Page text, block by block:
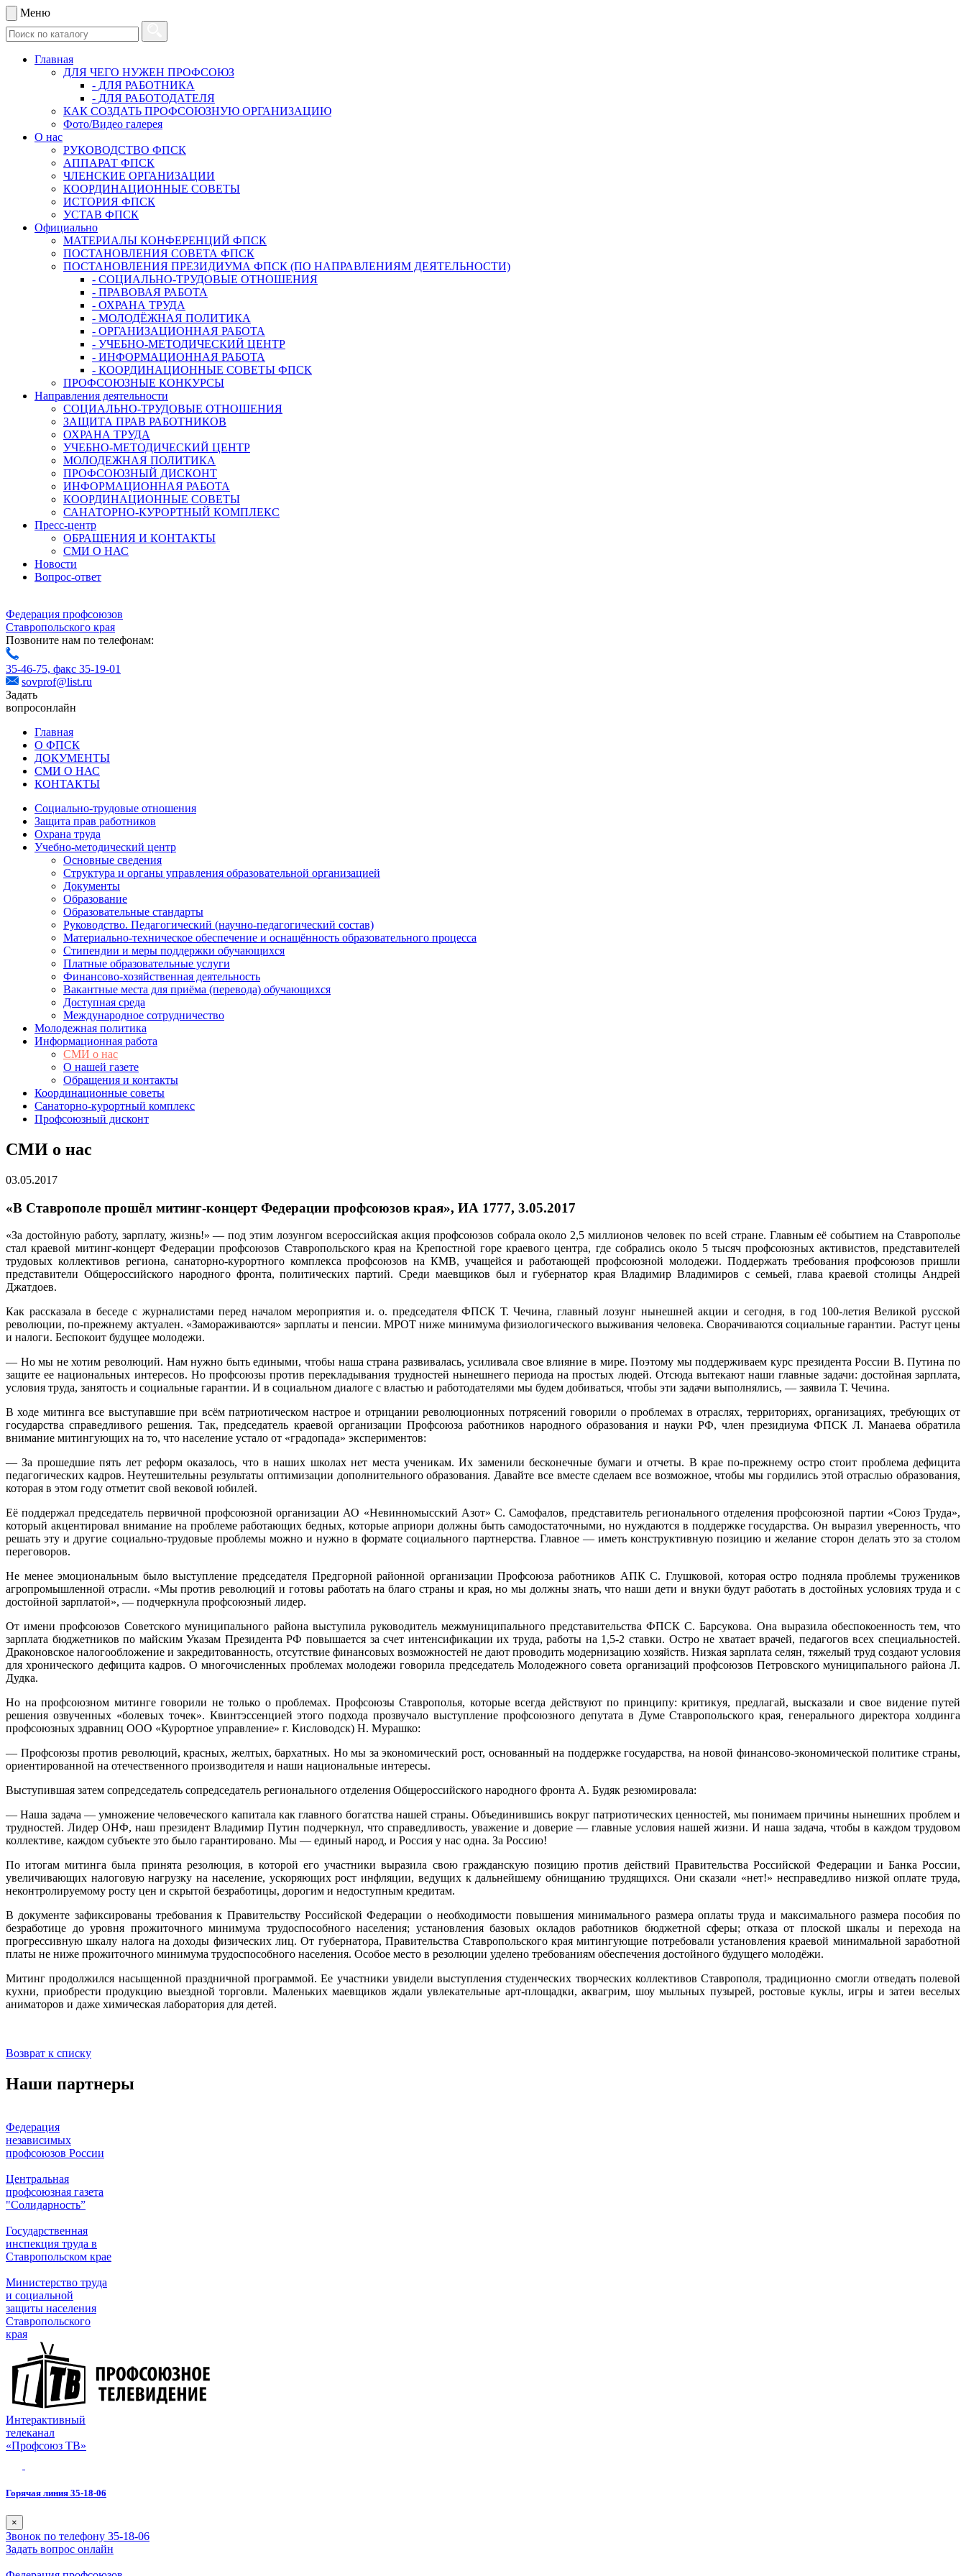
Меню
Главная
ДЛЯ ЧЕГО НУЖЕН ПРОФСОЮЗ
- ДЛЯ РАБОТНИКА
- ДЛЯ РАБОТОДАТЕЛЯ
КАК СОЗДАТЬ ПРОФСОЮЗНУЮ ОРГАНИЗАЦИЮ
Фото/Видео галерея
О нас
РУКОВОДСТВО ФПСК
АППАРАТ ФПСК
ЧЛЕНСКИЕ ОРГАНИЗАЦИИ
КООРДИНАЦИОННЫЕ СОВЕТЫ
ИСТОРИЯ ФПСК
УСТАВ ФПСК
Официально
МАТЕРИАЛЫ КОНФЕРЕНЦИЙ ФПСК
ПОСТАНОВЛЕНИЯ СОВЕТА ФПСК
ПОСТАНОВЛЕНИЯ ПРЕЗИДИУМА ФПСК (ПО НАПРАВЛЕНИЯМ ДЕЯТЕЛЬНОСТИ)
- СОЦИАЛЬНО-ТРУДОВЫЕ ОТНОШЕНИЯ
- ПРАВОВАЯ РАБОТА
- ОХРАНА ТРУДА
- МОЛОДЁЖНАЯ ПОЛИТИКА
- ОРГАНИЗАЦИОННАЯ РАБОТА
- УЧЕБНО-МЕТОДИЧЕСКИЙ ЦЕНТР
- ИНФОРМАЦИОННАЯ РАБОТА
- КООРДИНАЦИОННЫЕ СОВЕТЫ ФПСК
ПРОФСОЮЗНЫЕ КОНКУРСЫ
Направления деятельности
СОЦИАЛЬНО-ТРУДОВЫЕ ОТНОШЕНИЯ
ЗАЩИТА ПРАВ РАБОТНИКОВ
ОХРАНА ТРУДА
УЧЕБНО-МЕТОДИЧЕСКИЙ ЦЕНТР
МОЛОДЕЖНАЯ ПОЛИТИКА
ПРОФСОЮЗНЫЙ ДИСКОНТ
ИНФОРМАЦИОННАЯ РАБОТА
КООРДИНАЦИОННЫЕ СОВЕТЫ
САНАТОРНО-КУРОРТНЫЙ КОМПЛЕКС
Пресс-центр
ОБРАЩЕНИЯ И КОНТАКТЫ
СМИ О НАС
Новости
Вопрос-ответ
Федерация профсоюзов
Ставропольского края
Позвоните нам по телефонам:
35-46-75, факс 35-19-01
sovprof@list.ru
Задать
вопросонлайн
Главная
О ФПСК
ДОКУМЕНТЫ
СМИ О НАС
КОНТАКТЫ
Социально-трудовые отношения
Защита прав работников
Охрана труда
Учебно-методический центр
Основные сведения
Структура и органы управления образовательной организацией
Документы
Образование
Образовательные стандарты
Руководство. Педагогический (научно-педагогический состав)
Материально-техническое обеспечение и оснащённость образовательного процесса
Стипендии и меры поддержки обучающихся
Платные образовательные услуги
Финансово-хозяйственная деятельность
Вакантные места для приёма (перевода) обучающихся
Доступная среда
Международное сотрудничество
Молодежная политика
Информационная работа
СМИ о нас
О нашей газете
Обращения и контакты
Координационные советы
Санаторно-курортный комплекс
Профсоюзный дисконт
СМИ о нас
03.05.2017
«В Ставрополе прошёл митинг-концерт Федерации профсоюзов края», ИА 1777, 3.05.2017
«За достойную работу, зарплату, жизнь!» — под этим лозунгом всероссийская акция профсоюзов собрала около 2,5 миллионов человек по всей стране. Главным её событием на Ставрополье
стал краевой митинг-концерт Федерации профсоюзов Ставропольского края на Крепостной горе краевого центра, где собрались около 5 тысяч профсоюзных активистов, представителей
трудовых коллективов региона, санаторно-курортного комплекса профсоюзов на КМВ, учащейся и работающей профсоюзной молодежи. Поддержать требования профсоюзов пришли
представители Общероссийского народного фронта, политических партий. Среди маевщиков был и губернатор края Владимир Владимиров с семьей, глава краевой столицы Андрей
Джатдоев.
Как рассказала в беседе с журналистами перед началом мероприятия и. о. председателя ФПСК Т. Чечина, главный лозунг нынешней акции и сегодня, в год 100-летия Великой русской
революции, по-прежнему актуален. «Замораживаются» зарплаты и пенсии. МРОТ ниже минимума физиологического выживания человека. Сворачиваются социальные гарантии. Растут цены
и налоги. Беспокоит будущее молодежи.
— Но мы не хотим революций. Нам нужно быть едиными, чтобы наша страна развивалась, усиливала свое влияние в мире. Поэтому мы поддерживаем курс президента России В. Путина по
защите ее национальных интересов. Но профсоюзы против перекладывания трудностей нынешнего периода на простых людей. Отсюда вытекают наши главные задачи: достойная зарплата,
условия труда, занятость и социальные гарантии. И в социальном диалоге с властью и работодателями мы будем добиваться, чтобы эти задачи выполнялись, — заявила Т. Чечина.
В ходе митинга все выступавшие при всём патриотическом настрое и отрицании революционных потрясений говорили о проблемах в отраслях, территориях, организациях, требующих от
государства справедливого решения. Так, председатель краевой организации Профсоюза работников народного образования и науки РФ, член президиума ФПСК Л. Манаева обратила
внимание митингующих на то, что население устало от «градопада» экспериментов:
— За прошедшие пять лет реформ оказалось, что в наших школах нет места ученикам. Их заменили бесконечные бумаги и отчеты. В крае по-прежнему остро стоит проблема дефицита
педагогических кадров. Неутешительны результаты оптимизации дополнительного образования. Давайте все вместе сделаем все возможное, чтобы мы гордились этой отраслью образования,
которая в этом году отметит свой вековой юбилей.
Её поддержал председатель первичной профсоюзной организации АО «Невинномысский Азот» С. Самофалов, представитель регионального отделения профсоюзной партии «Союз Труда»,
который акцентировал внимание на проблеме работающих бедных, которые априори должны быть самодостаточными, но нуждаются в поддержке государства. Он выразил уверенность, что
решать эту и другие социально-трудовые проблемы можно и нужно в формате социального партнерства. Главное — иметь конструктивную позицию и желание сторон делать это за столом
переговоров.
Не менее эмоциональным было выступление председателя Предгорной районной организации Профсоюза работников АПК С. Глушковой, которая остро подняла проблемы тружеников
агропромышленной отрасли. «Мы против революций и готовы работать на благо страны и края, но мы должны знать, что наши дети и внуки будут работать в достойных условиях труда и с
достойной зарплатой», — подчеркнула профсоюзный лидер.
От имени профсоюзов Советского муниципального района выступила руководитель межмуниципального представительства ФПСК С. Барсукова. Она выразила обеспокоенность тем, что
зарплата бюджетников по майским Указам Президента РФ повышается за счет интенсификации их труда, работы на 1,5-2 ставки. Остро не хватает врачей, педагогов всех специальностей.
Драконовское налогообложение и закредитованность, отсутствие финансовых возможностей не дают проводить модернизацию хозяйств. Низкая зарплата селян, тяжелый труд создают условия
для хронического дефицита кадров. О многочисленных проблемах молодежи говорила председатель Молодежного совета организаций профсоюзов Петровского муниципального района Л.
Дудка.
Но на профсоюзном митинге говорили не только о проблемах. Профсоюзы Ставрополья, которые всегда действуют по принципу: критикуя, предлагай, высказали и свое видение путей
решения озвученных «болевых точек». Квинтэссенцией этого подхода прозвучало выступление профсоюзного депутата в Думе Ставропольского края, генерального директора холдинга
профсоюзных здравниц ООО «Курортное управление» г. Кисловодск) Н. Мурашко:
— Профсоюзы против революций, красных, желтых, бархатных. Но мы за экономический рост, основанный на поддержке государства, на новой финансово-экономической политике страны,
ориентированной на отечественного производителя и наши национальные интересы.
Выступившая затем сопредседатель сопредседатель регионального отделения Общероссийского народного фронта А. Будяк резюмировала:
— Наша задача — умножение человеческого капитала как главного богатства нашей страны. Объединившись вокруг патриотических ценностей, мы понимаем причины нынешних проблем и
трудностей. Лидер ОНФ, наш президент Владимир Путин подчеркнул, что справедливость, уважение и доверие — главные условия нашей жизни. И наша задача, чтобы в каждом трудовом
коллективе, каждом субъекте это было гарантировано. Мы — единый народ, и Россия у нас одна. За Россию!
По итогам митинга была принята резолюция, в которой его участники выразила свою гражданскую позицию против действий Правительства Российской Федерации и Банка России,
увеличивающих налоговую нагрузку на население, ускоряющих рост инфляции, ведущих к дальнейшему обнищанию трудящихся. Они сказали «нет!» несправедливо низкой оплате труда,
неконтролируемому росту цен и скрытой безработицы, дорогим и недоступным кредитам.
В документе зафиксированы требования к Правительству Российской Федерации о необходимости повышения минимального размера оплаты труда и максимального размера пособия по
безработице до уровня прожиточного минимума трудоспособного населения; установления базовых окладов работников бюджетной сферы; отказа от плоской шкалы и перехода на
прогрессивную шкалу налога на доходы физических лиц. От губернатора, Правительства Ставропольского края митингующие потребовали установления краевой минимальной заработной
платы не ниже прожиточного минимума трудоспособного населения. Особое место в резолюции уделено требованиям обеспечения достойного будущего молодёжи.
Митинг продолжился насыщенной праздничной программой. Ее участники увидели выступления студенческих творческих коллективов Ставрополя, традиционно смогли отведать полевой
кухни, приобрести продукцию выездной торговли. Маленьких маевщиков ждали увлекательные арт-площадки, аквагрим, шоу мыльных пузырей, ростовые куклы, игры и затеи веселых
аниматоров и даже химическая лаборатория для детей.
Возврат к списку
Наши партнеры
Федерация
независимых
профсоюзов России
Центральная
профсоюзная газета
"Солидарность”
Государственная
инспекция труда в
Ставропольском крае
Министерство труда
и социальной
защиты населения
Ставропольского
края
Интерактивный
телеканал
«Профсоюз ТВ»
Горячая линия 35-18-06
×
Звонок по телефону 35-18-06
Задать вопрос онлайн